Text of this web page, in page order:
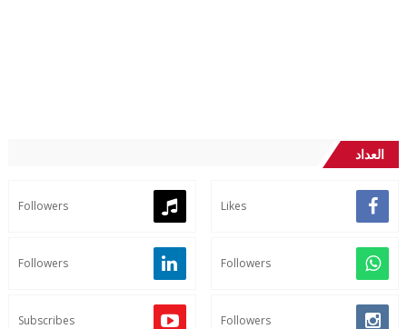
العداد
Likes
Followers
Followers
Followers
Followers
Subscribes